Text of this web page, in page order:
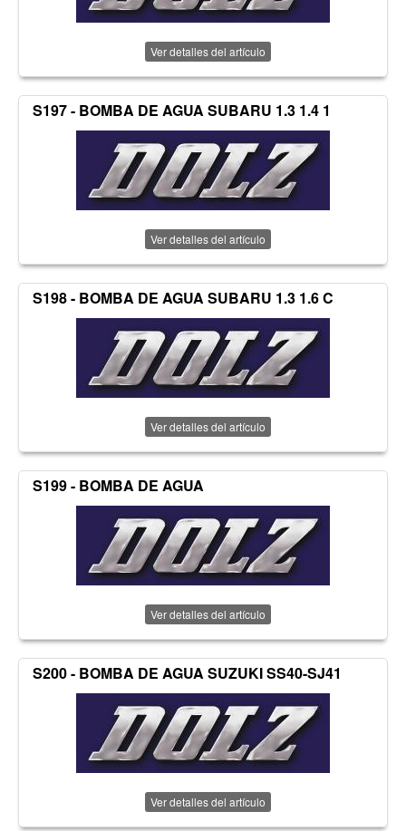
Ver detalles del artículo
S197 - BOMBA DE AGUA SUBARU 1.3 1.4 1
Ver detalles del artículo
S198 - BOMBA DE AGUA SUBARU 1.3 1.6 C
Ver detalles del artículo
S199 - BOMBA DE AGUA
Ver detalles del artículo
S200 - BOMBA DE AGUA SUZUKI SS40-SJ41
Ver detalles del artículo